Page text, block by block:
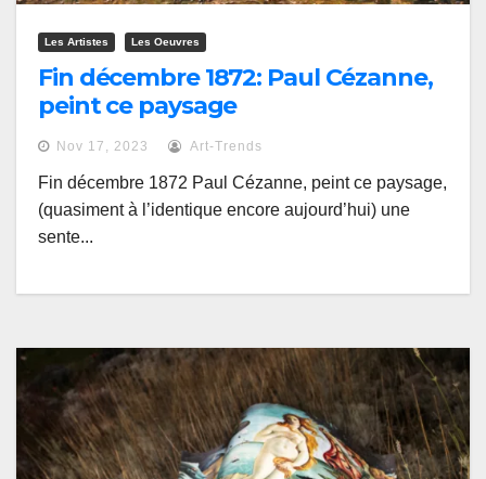
Les Artistes Les Oeuvres
Fin décembre 1872: Paul Cézanne,
peint ce paysage
Nov 17, 2023 Art-Trends
Fin décembre 1872 Paul Cézanne, peint ce paysage,
(quasiment à l’identique encore aujourd’hui) une
sente...